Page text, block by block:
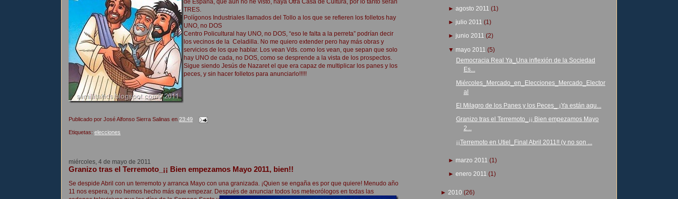
de España, que aún no he visto, haya Otra Casa de Cultura, por lo tanto serán
TRES.
Polígonos Industriales llamados del Tollo a los que se refieren los folletos hay
UNO, no DOS
Centro Policultural hay UNO, no DOS, “eso le falta a la perreta” podrían decir
los vecinos de la Celadilla. No me quiero extender pero hay más obras y
servicios de los que hablar. Los vean Vds. como los vean, que sepan que solo
hay UNO de cada, no DOS, como se desprende a la vista de los prospectos.
Sigue siendo Jesús de Nazaret el que era capaz de multiplicar los panes y los
peces, y sin hacer folletos para anunciarlo!!!!!
Publicado por José Alfonso Sierra Salinas en 23:49
Etiquetas: elecciones
miércoles, 4 de mayo de 2011
Granizo tras el Terremoto_¡¡ Bien empezamos Mayo 2011, bien!!
Se despide Abril con un terremoto y arranca Mayo con una granizada. ¡Quien se engaña es por que quiere! Menudo año
11 nos espera, y no hemos hecho más que empezar. Después de anunciar todos los meteorólogos en todas las
► agosto 2011 (1)
► julio 2011 (1)
► junio 2011 (2)
▼ mayo 2011 (5)
Democracia Real Ya_Una inflexión de la Sociedad
Es...
Miércoles_Mercado_en_Elecciones_Mercado_Elector
al
El Milagro de los Panes y los Peces_ ¡Ya están aqu...
Granizo tras el Terremoto_¡¡ Bien empezamos Mayo
2...
¡¡Terremoto en Utiel_Final Abril 2011!! (y no son ...
► marzo 2011 (1)
► enero 2011 (1)
► 2010 (26)